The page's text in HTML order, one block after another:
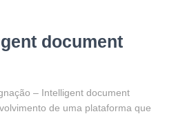
document
– Intelligent document
de uma plataforma que